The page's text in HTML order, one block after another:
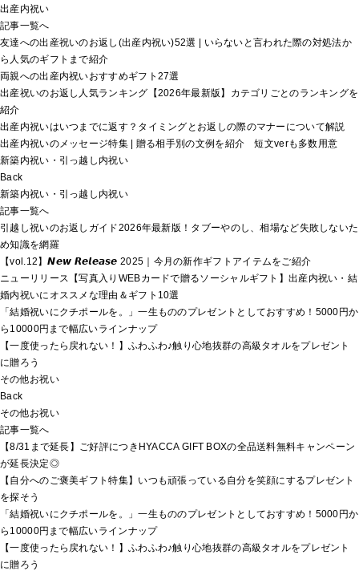
出産内祝い
記事一覧へ
友達への出産祝いのお返し(出産内祝い)52選 | いらないと言われた際の対処法か
ら人気のギフトまで紹介
両親への出産内祝いおすすめギフト27選
出産祝いのお返し人気ランキング【2026年最新版】カテゴリごとのランキングを
紹介
出産内祝いはいつまでに返す？タイミングとお返しの際のマナーについて解説
出産内祝いのメッセージ特集 | 贈る相手別の文例を紹介 短文verも多数用意
新築内祝い・引っ越し内祝い
Back
新築内祝い・引っ越し内祝い
記事一覧へ
引越し祝いのお返しガイド2026年最新版！タブーやのし、相場など失敗しないた
め知識を網羅
【vol.12】𝙉𝙚𝙬 𝙍𝙚𝙡𝙚𝙖𝙨𝙚 2025｜今月の新作ギフトアイテムをご紹介
ニューリリース【写真入りWEBカードで贈るソーシャルギフト】出産内祝い・結
婚内祝いにオススメな理由＆ギフト10選
「結婚祝いにクチポールを。」一生もののプレゼントとしておすすめ！5000円か
ら10000円まで幅広いラインナップ
【一度使ったら戻れない！】ふわふわ♪触り心地抜群の高級タオルをプレゼント
に贈ろう
その他お祝い
Back
その他お祝い
記事一覧へ
【8/31まで延長】ご好評につきHYACCA GIFT BOXの全品送料無料キャンペーン
が延長決定◎
【自分へのご褒美ギフト特集】いつも頑張っている自分を笑顔にするプレゼント
を探そう
「結婚祝いにクチポールを。」一生もののプレゼントとしておすすめ！5000円か
ら10000円まで幅広いラインナップ
【一度使ったら戻れない！】ふわふわ♪触り心地抜群の高級タオルをプレゼント
に贈ろう